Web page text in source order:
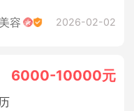
容 2026-02-02
6000-10000元